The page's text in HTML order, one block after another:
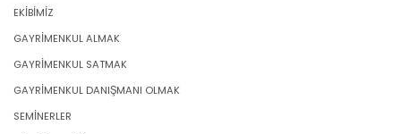
EKİBİMİZ
GAYRİMENKUL ALMAK
GAYRİMENKUL SATMAK
GAYRİMENKUL DANIŞMANI OLMAK
SEMİNERLER